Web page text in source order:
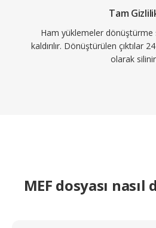
Tam
Ham yüklemeler dönüştürme
kaldırılır. Dönüştürülen çıktılar
olarak
MEF dosyası